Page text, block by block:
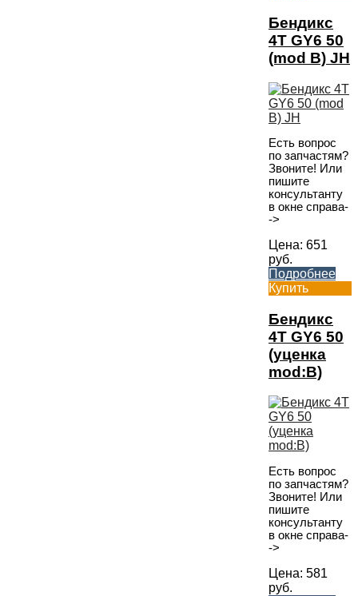
Бендикс
4T GY6 50
(mod B) JH
Есть вопрос
по запчастям?
Звоните! Или
пишите
консультанту
в окне справа-
->
Цена: 651
руб.
Подробнее
Купить
Бендикс
4T GY6 50
(уценка
mod:B)
Есть вопрос
по запчастям?
Звоните! Или
пишите
консультанту
в окне справа-
->
Цена: 581
руб.